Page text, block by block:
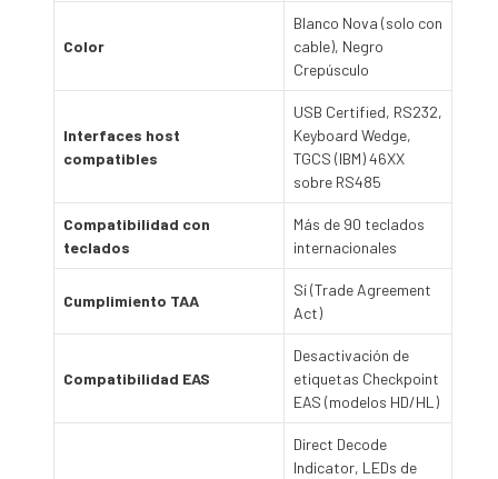
Color
Blanco Nova (solo con
cable), Negro
Crepúsculo
Interfaces host
compatibles
USB Certified, RS232,
Keyboard Wedge,
TGCS (IBM) 46XX
sobre RS485
Compatibilidad con
teclados
Más de 90 teclados
internacionales
Cumplimiento TAA
Sí (Trade Agreement
Act)
Compatibilidad EAS
Desactivación de
etiquetas Checkpoint
EAS (modelos HD/HL)
Direct Decode
Indicator, LEDs de